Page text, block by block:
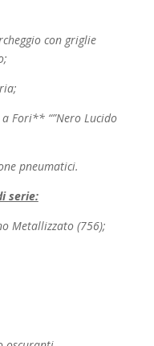
con griglie
Fori** “”Nero Lucido
pneumatici.
serie:
Metallizzato (756);